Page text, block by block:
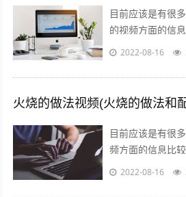
目前应该是有很
的视频方面的信
收集了一些与叉
2022-08-16
火烧的做法视频(火烧的做法和
目前应该是有很
频方面的信息比
了一些与火烧的
2022-08-16